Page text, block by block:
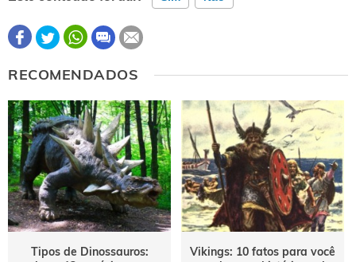
Este conteúdo contém informação incorreta
Este conteúdo não tem a informação que procuro
Outro
RECOMENDADOS
Tipos de Dinossauros:
Vikings: 10 fatos para você